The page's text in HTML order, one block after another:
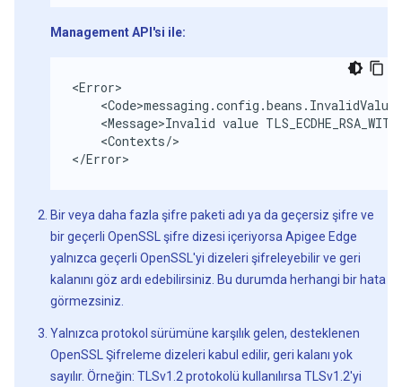
Management API'si ile:
<Error>
<Message>Invalid value
    <Contexts/>
</Error>
Bir veya daha fazla şifre paketi adı ya da geçersiz şifre ve
bir geçerli OpenSSL şifre dizesi içeriyorsa Apigee Edge
yalnızca geçerli OpenSSL'yi dizeleri şifreleyebilir ve geri
kalanını göz ardı edebilirsiniz. Bu durumda herhangi bir hata
görmezsiniz.
Yalnızca protokol sürümüne karşılık gelen, desteklenen
OpenSSL Şifreleme dizeleri kabul edilir, geri kalanı yok
sayılır. Örneğin: TLSv1.2 protokolü kullanılırsa TLSv1.2'yi